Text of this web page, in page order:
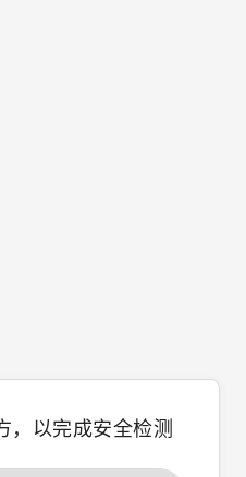
，以完成安全检测